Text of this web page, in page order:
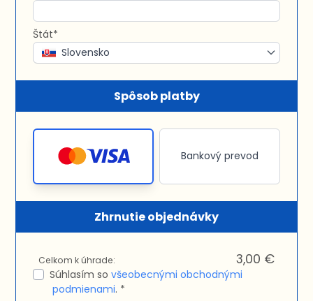
Štát*
Slovensko
Spôsob platby
Bankový prevod
Zhrnutie objednávky
Celkom k úhrade: 3,00 €
Súhlasím sovšeobecnými obchodnými
podmienami. *